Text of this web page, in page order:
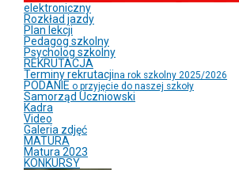
elektroniczny
Rozkład jazdy
Plan lekcji
Pedagog szkolny
Psycholog szkolny
REKRUTACJA
Terminy rekrutacjina rok szkolny 2025/2026
PODANIE o przyjęcie do naszej szkoły
Samorząd Uczniowski
Kadra
Video
Galeria zdjęć
MATURA
Matura 2023
KONKURSY